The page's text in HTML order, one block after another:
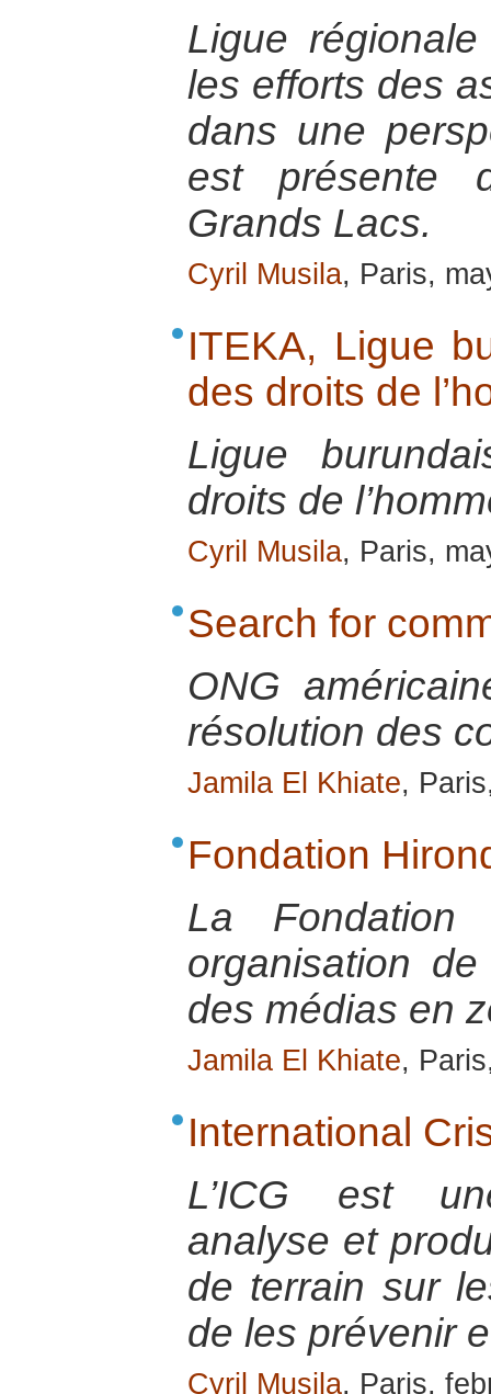
Ligue
les efforts des
dans une
est présente
Grands Lacs.
Cyril Musila, Paris,
ITEKA, Ligue
des droits de
Ligue
droits de
Cyril Musila, Paris,
Search for
ONG
résolution des
Jamila El Khiate,
Fondation
La Fondation
organisation
des médias en
Jamila El Khiate,
International
L’ICG est
analyse et
de terrain sur
de les prévenir
Cyril Musila, Paris,